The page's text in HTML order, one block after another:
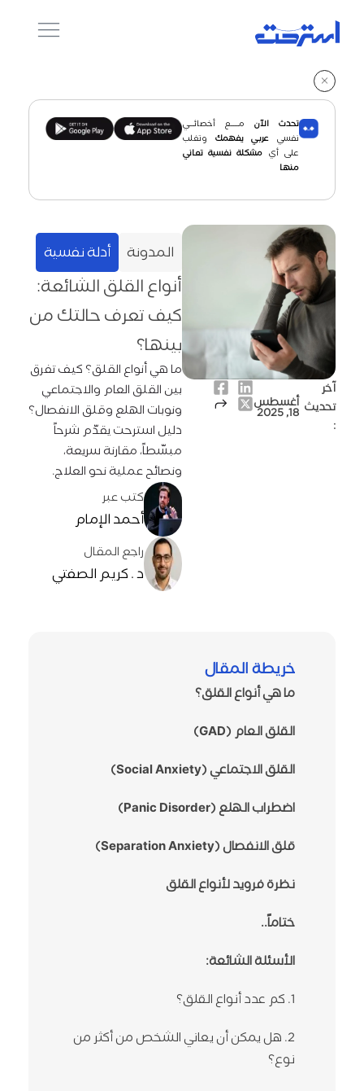
تحدث الآن
مـــــع أخصائـــي
نفسي عربـي يفهمك
وتغلب
على أي مشكلة نفسية تعاني
منها
أغسطس
18, 2025
آخر
تحديث
:
أدلة نفسية المدونة
أنواع القلق الشائعة:
كيف تعرف حالتك من
بينها؟
ما هي أنواع القلق؟ كيف تفرق
بين القلق العام والاجتماعي
ونوبات الهلع وقلق الانفصال؟
دليل استرحت يقدّم شرحاً
مبسّطاً، مقارنة سريعة،
ونصائح عملية نحو العلاج.
كتب عبر
أحمد الإمام
راجع المقال
د . كريم الصفتي
خريطة المقال
ما هي أنواع القلق؟
القلق العام (GAD)
القلق الاجتماعي (Social Anxiety)
اضطراب الهلع (Panic Disorder)
قلق الانفصال (Separation Anxiety)
نظرة فرويد لأنواع القلق
ختاماً..
الأسئلة الشائعة:
1. كم عدد أنواع القلق؟
2. هل يمكن أن يعاني الشخص من أكثر من
نوع؟